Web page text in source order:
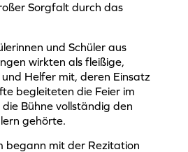
Sorgfalt durch das
und Schüler aus
wirkten als fleißige,
Helfer mit, deren Einsatz
begleiteten die Feier im
Bühne vollständig den
gehörte.
begann mit der Rezitation